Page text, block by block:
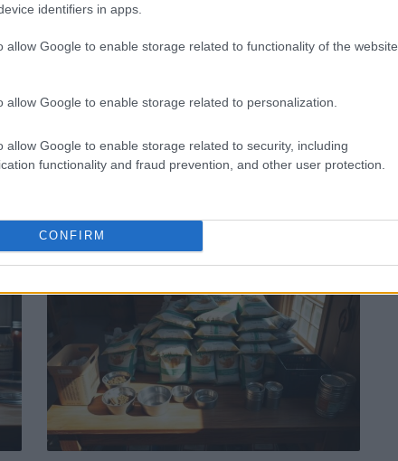
identifiers in apps.
allow Google to enable storage related to functionality of the website
allow Google to enable storage related to personalization.
allow Google to enable storage related to security, including
functionality and fraud prevention, and other user protection.
CONFIRM
Guía completa de cuarentena para
Implementa un protocolo de cuarentena claro para
tus peces nuevos y protege tu acuario comunitario